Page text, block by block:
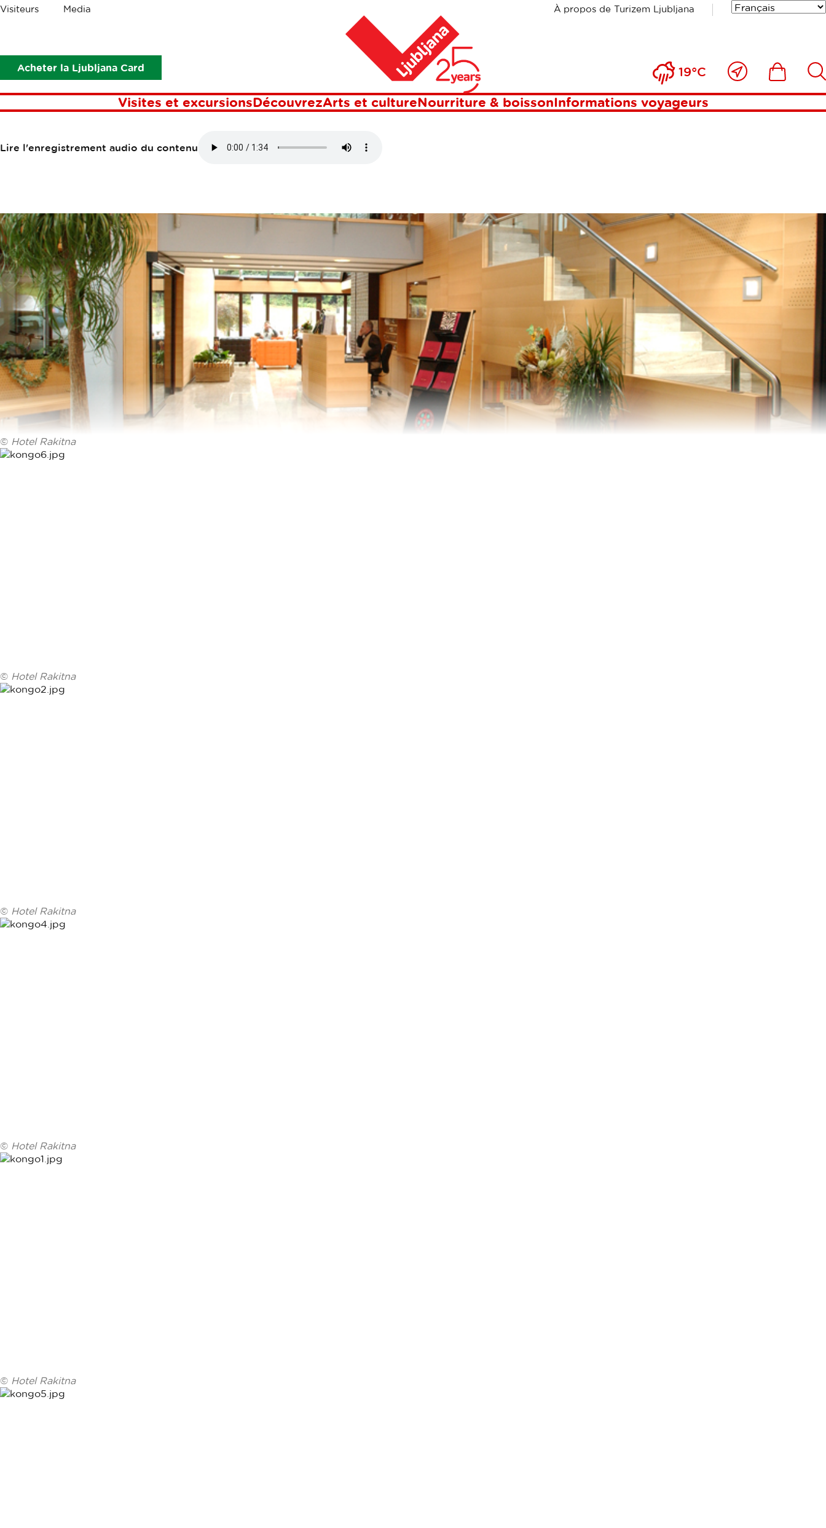
Visiteurs Media À propos de Turizem Ljubljana
Acheter la Ljubljana Card 19°C
Près
de
moi
Visites et excursionsDécouvrezArts et cultureNourriture & boissonInformations voyageurs
Les
ADMIRAL HOTEL & CASINO
Lire l'enregistrement audio du contenu
© Hotel Rakitna
© Hotel Rakitna
© Hotel Rakitna
© Hotel Rakitna
© Hotel Rakitna